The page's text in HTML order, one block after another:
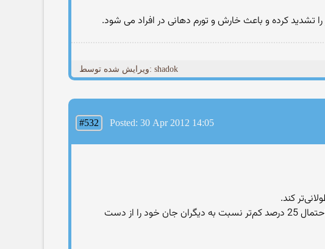
تشدید كرده و باعث خارش و تورم دهانی در افراد می شود.
ویرایش شده توسط: shadok
#532 Posted: 30 Apr 2012 14:05
کند.
نتایج یک تحقیق 10 ساله روی 2000 نفر نشان می‌دهد افرادی که هر روز برای خرید به بیرون از منزل می‌روند با احتمال 25 درصد کم‌تر نسبت به دیگران جان خود را از دست